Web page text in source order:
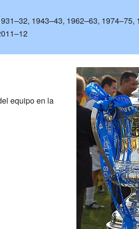
1943–43, 1962–63, 1974–75,
equipo en la